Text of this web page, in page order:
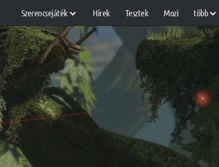
Szerencsejáték Hírek Tesztek Mozi több